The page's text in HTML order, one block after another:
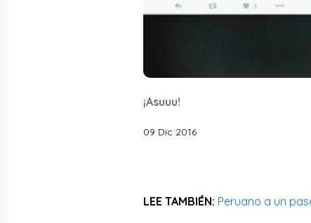
¡Asuuu!
09 Dic 2016
LEE TAMBIÉN: Peruano a un